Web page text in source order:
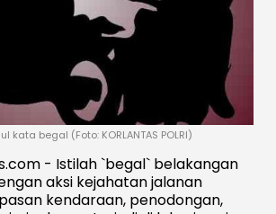
begal (Foto: KORLANTAS POLRI)
- Istilah `begal` belakangan
aksi kejahatan jalanan
kendaraan, penodongan,